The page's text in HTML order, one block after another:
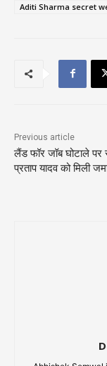
Aditi Sharma secret
Previous article
लैंड फॉर जॉब घोटाले पर
प्रताप यादव को मिली